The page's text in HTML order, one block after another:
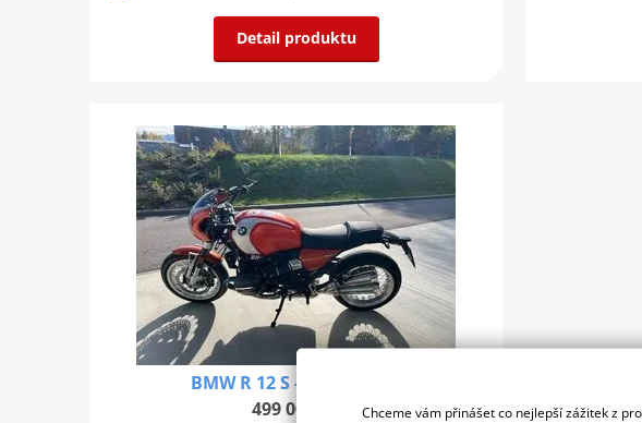
Detail produktu
BMW R 12 S - DEMO 2025
499 000 Kč
Chceme vám přinášet co nejlepší zážitek z